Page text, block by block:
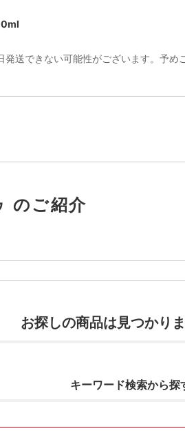
発送できない可能性がございます。予め
のご紹介
お探しの商品は見つかり
キーワード検索から探